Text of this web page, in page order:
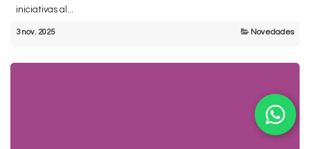
iniciativas al...
3 nov. 2025 Novedades